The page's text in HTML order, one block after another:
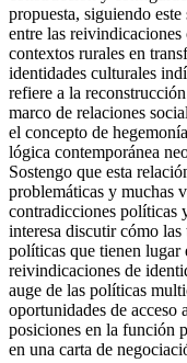
propuesta, siguiendo
entre las reivindicaciones
contextos rurales en
identidades culturales
refiere a la
marco de relaciones
el concepto de
lógica contemporánea
Sostengo que esta
problemáticas y muchas
contradicciones políticas
interesa discutir cómo
políticas que tienen lugar
reivindicaciones de
auge de las políticas
oportunidades de acceso
posiciones en la función
en una carta de